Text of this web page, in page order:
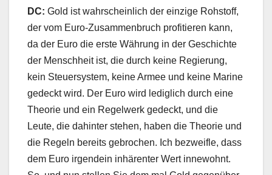
DC: Gold ist wahrscheinlich der einzige Rohstoff,
der vom Euro-Zusammenbruch profitieren kann,
da der Euro die erste Währung in der Geschichte
der Menschheit ist, die durch keine Regierung,
kein Steuersystem, keine Armee und keine Marine
gedeckt wird. Der Euro wird lediglich durch eine
Theorie und ein Regelwerk gedeckt, und die
Leute, die dahinter stehen, haben die Theorie und
die Regeln bereits gebrochen. Ich bezweifle, dass
dem Euro irgendein inhärenter Wert innewohnt.